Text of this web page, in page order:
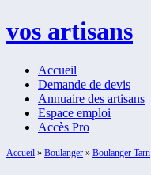
vos artisans
Accueil
Demande de devis
Annuaire des artisans
Espace emploi
Accès Pro
Accueil » Boulanger » Boulanger Tarn